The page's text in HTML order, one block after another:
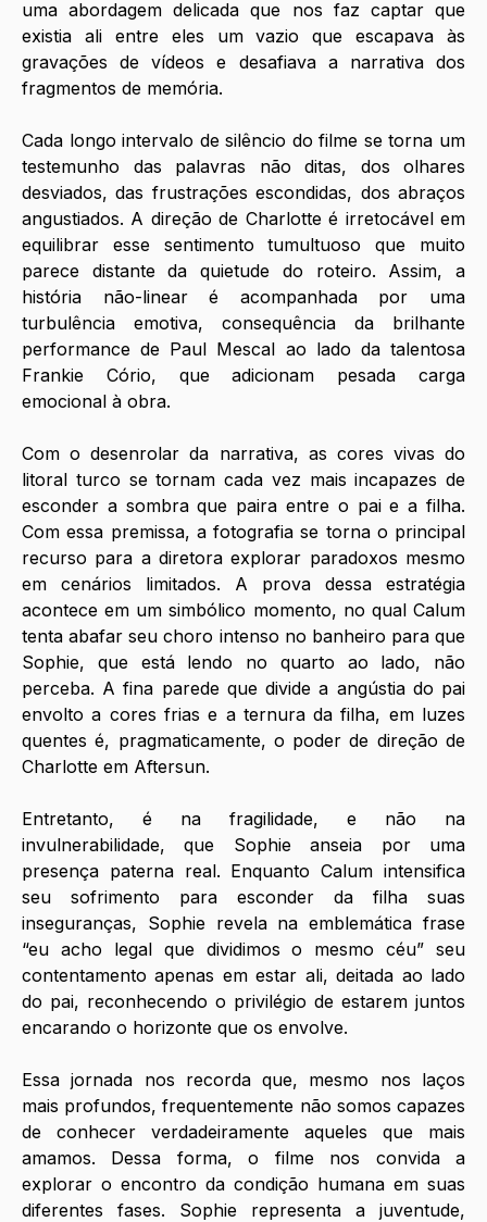
uma abordagem delicada que nos faz captar que
existia ali entre eles um vazio que escapava às
gravações de vídeos e desafiava a narrativa dos
fragmentos de memória.
Cada longo intervalo de silêncio do filme se torna um
testemunho das palavras não ditas, dos olhares
desviados, das frustrações escondidas, dos abraços
angustiados. A direção de Charlotte é irretocável em
equilibrar esse sentimento tumultuoso que muito
parece distante da quietude do roteiro. Assim, a
história não-linear é acompanhada por uma
turbulência emotiva, consequência da brilhante
performance de Paul Mescal ao lado da talentosa
Frankie Cório, que adicionam pesada carga
emocional à obra.
Com o desenrolar da narrativa, as cores vivas do
litoral turco se tornam cada vez mais incapazes de
esconder a sombra que paira entre o pai e a filha.
Com essa premissa, a fotografia se torna o principal
recurso para a diretora explorar paradoxos mesmo
em cenários limitados. A prova dessa estratégia
acontece em um simbólico momento, no qual Calum
tenta abafar seu choro intenso no banheiro para que
Sophie, que está lendo no quarto ao lado, não
perceba. A fina parede que divide a angústia do pai
envolto a cores frias e a ternura da filha, em luzes
quentes é, pragmaticamente, o poder de direção de
Charlotte em Aftersun.
Entretanto, é na fragilidade, e não na
invulnerabilidade, que Sophie anseia por uma
presença paterna real. Enquanto Calum intensifica
seu sofrimento para esconder da filha suas
inseguranças, Sophie revela na emblemática frase
“eu acho legal que dividimos o mesmo céu” seu
contentamento apenas em estar ali, deitada ao lado
do pai, reconhecendo o privilégio de estarem juntos
encarando o horizonte que os envolve.
Essa jornada nos recorda que, mesmo nos laços
mais profundos, frequentemente não somos capazes
de conhecer verdadeiramente aqueles que mais
amamos. Dessa forma, o filme nos convida a
explorar o encontro da condição humana em suas
diferentes fases. Sophie representa a juventude,